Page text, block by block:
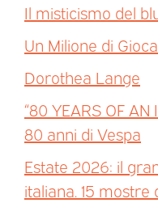
Il misticismo del
Un Milione di
Dorothea Lange
“80 YEARS OF AN
80 anni di Vespa
Estate 2026: il
italiana. 15